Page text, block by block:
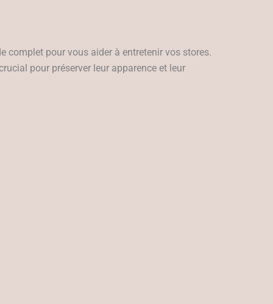
complet pour vous aider à entretenir vos stores.
pour préserver leur apparence et leur